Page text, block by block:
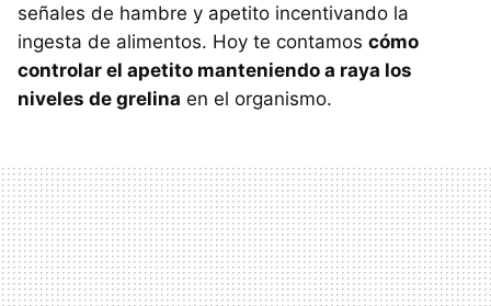
señales de hambre y apetito incentivando la
ingesta de alimentos. Hoy te contamos cómo
controlar el apetito manteniendo a raya los
niveles de grelina en el organismo.